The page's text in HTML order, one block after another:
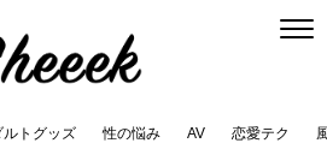
ルトグッズ 性の悩み AV 恋愛テク